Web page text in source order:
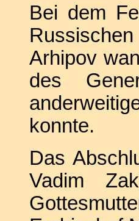
Bei dem
Arhipov
des
konnte.
Das
Vadim